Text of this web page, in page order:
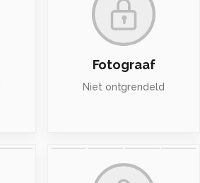
Fotograaf
Niet ontgrendeld